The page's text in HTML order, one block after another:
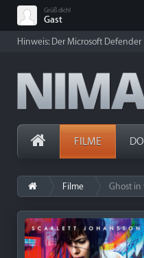
Grüß dich!
Gast
Hinweis: Der Microsoft
FILME
Filme Ghost in